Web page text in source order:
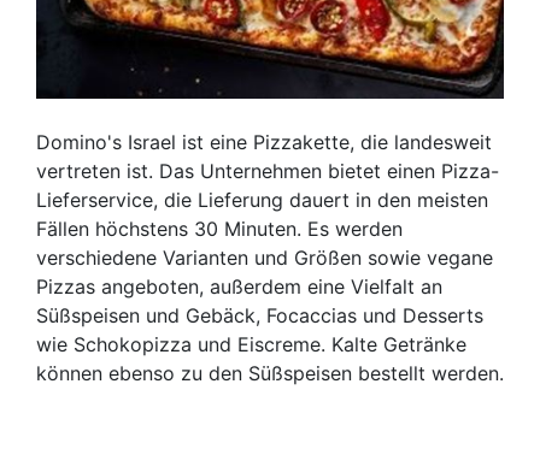
Domino's Israel ist eine Pizzakette, die landesweit
vertreten ist. Das Unternehmen bietet einen Pizza-
Lieferservice, die Lieferung dauert in den meisten
Fällen höchstens 30 Minuten. Es werden
verschiedene Varianten und Größen sowie vegane
Pizzas angeboten, außerdem eine Vielfalt an
Süßspeisen und Gebäck, Focaccias und Desserts
wie Schokopizza und Eiscreme. Kalte Getränke
können ebenso zu den Süßspeisen bestellt werden.